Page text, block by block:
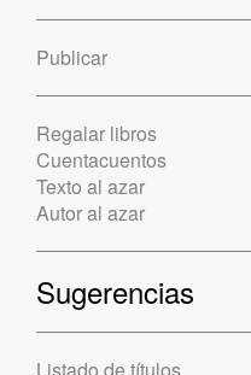
Publicar
Regalar libros
Cuentacuentos
Texto al azar
Autor al azar
Sugerencias